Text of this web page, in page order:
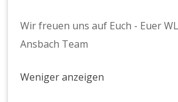
Wir freuen uns auf Euch - Euer
Ansbach Team
Weniger anzeigen